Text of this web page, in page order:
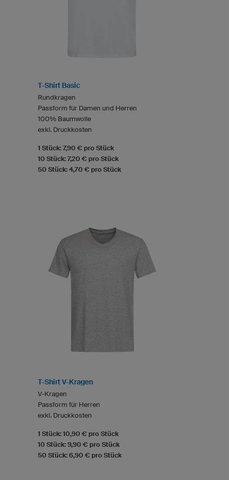
T-Shirt Basic
Rundkragen
Passform für Damen und Herren
100% Baumwolle
exkl. Druckkosten
1 Stück: 7,90 € pro Stück
10 Stück: 7,20 € pro Stück
50 Stück: 4,70 € pro Stück
T-Shirt V-Kragen
V-Kragen
Passform für Herren
exkl. Druckkosten
1 Stück: 10,90 € pro Stück
10 Stück: 9,90 € pro Stück
50 Stück: 6,90 € pro Stück